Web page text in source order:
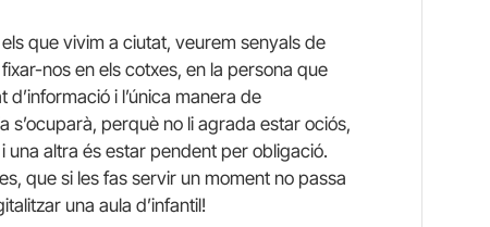
que vivim a ciutat, veurem senyals de
nos en els cotxes, en la persona que
i l’única manera de
s’ocuparà, perquè no li agrada estar ociós,
altra és estar pendent per obligació.
que si les fas servir un moment no passa
una aula d’infantil!